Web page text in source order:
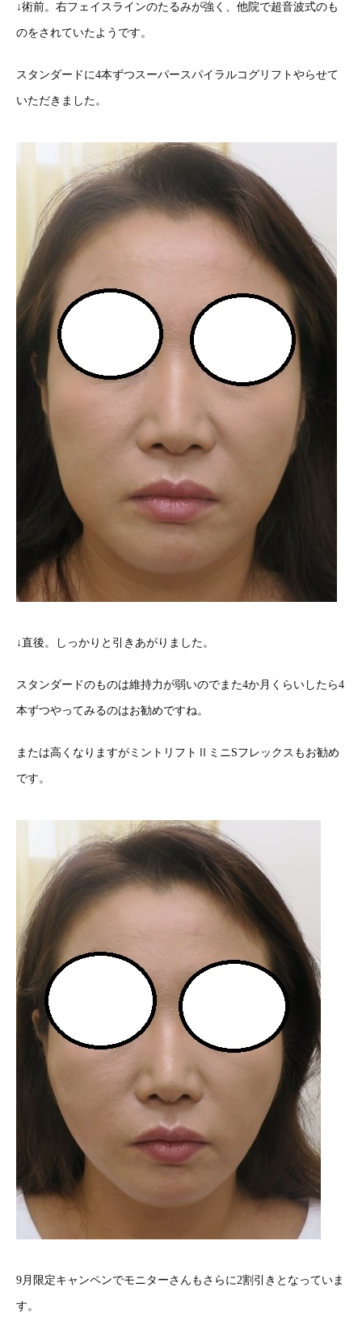
↓術前。右フェイスラインのたるみが強く、他院で超音波式のも
のをされていたようです。
スタンダードに4本ずつスーパースパイラルコグリフトやらせて
いただきました。
↓直後。しっかりと引きあがりました。
スタンダードのものは維持力が弱いのでまた4か月くらいしたら4
本ずつやってみるのはお勧めですね。
または高くなりますがミントリフトⅡミニSフレックスもお勧め
です。
9月限定キャンペンでモニターさんもさらに2割引きとなっていま
す。